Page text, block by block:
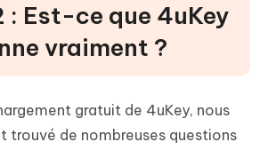
: Est-ce que 4uKey
vraiment ?
gratuit de 4uKey, nous
trouvé de nombreuses questions